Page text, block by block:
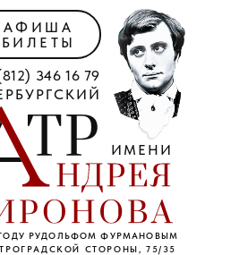
ИМЕНИ
РУДОЛЬФОМ ФУРМАНОВЫМ
346 16 79
СТОРОНЫ, 75/35
АФИША
БИЛЕТЫ